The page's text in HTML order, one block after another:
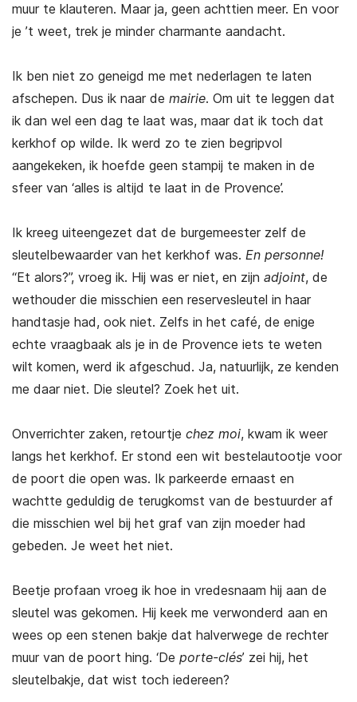
muur te klauteren. Maar ja, geen achttien meer. En voor
je ’t weet, trek je minder charmante aandacht.
Ik ben niet zo geneigd me met nederlagen te laten
afschepen. Dus ik naar de mairie. Om uit te leggen dat
ik dan wel een dag te laat was, maar dat ik toch dat
kerkhof op wilde. Ik werd zo te zien begripvol
aangekeken, ik hoefde geen stampij te maken in de
sfeer van ‘alles is altijd te laat in de Provence’.
Ik kreeg uiteengezet dat de burgemeester zelf de
sleutelbewaarder van het kerkhof was. En personne!
“Et alors?”, vroeg ik. Hij was er niet, en zijn adjoint, de
wethouder die misschien een reservesleutel in haar
handtasje had, ook niet. Zelfs in het café, de enige
echte vraagbaak als je in de Provence iets te weten
wilt komen, werd ik afgeschud. Ja, natuurlijk, ze kenden
me daar niet. Die sleutel? Zoek het uit.
Onverrichter zaken, retourtje chez moi, kwam ik weer
langs het kerkhof. Er stond een wit bestelautootje voor
de poort die open was. Ik parkeerde ernaast en
wachtte geduldig de terugkomst van de bestuurder af
die misschien wel bij het graf van zijn moeder had
gebeden. Je weet het niet.
Beetje profaan vroeg ik hoe in vredesnaam hij aan de
sleutel was gekomen. Hij keek me verwonderd aan en
wees op een stenen bakje dat halverwege de rechter
muur van de poort hing. ‘De porte-clés’ zei hij, het
sleutelbakje, dat wist toch iedereen?